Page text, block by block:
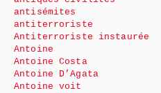
antisémites
antiterroriste
Antiterroriste instaurée
Antoine
Antoine Costa
Antoine D’Agata
Antoine voit